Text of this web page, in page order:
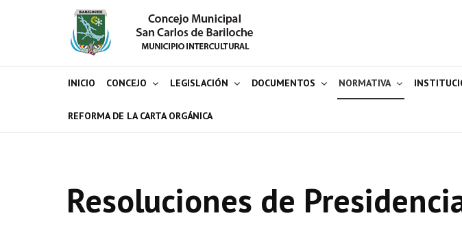
INICIO CONCEJO LEGISLACIÓN DOCUMENTOS NORMATIVA
REFORMA DE LA CARTA ORGÁNICA
Resoluciones de